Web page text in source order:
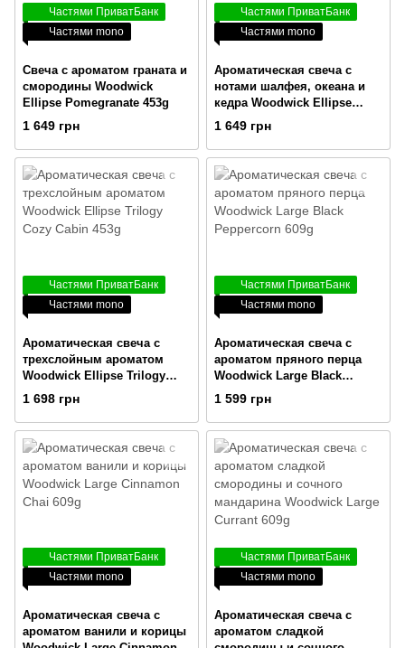
Частями ПриватБанк
Частями mono
Cвеча с ароматом граната и
смородины Woodwick
Ellipse Pomegranate 453g
1 649 грн
Частями ПриватБанк
Частями mono
Ароматическая свеча с
нотами шалфея, океана и
кедра Woodwick Ellipse
Sagewood & Seagrass 453g
1 649 грн
Частями ПриватБанк
Частями mono
Ароматическая свеча с
трехслойным ароматом
Woodwick Ellipse Trilogy
Cozy Cabin 453g
1 698 грн
Частями ПриватБанк
Частями mono
Ароматическая свеча с
ароматом пряного перца
Woodwick Large Black
Peppercorn 609g
1 599 грн
Частями ПриватБанк
Частями mono
Ароматическая свеча с
ароматом ванили и корицы
Частями ПриватБанк
Частями mono
Ароматическая свеча с
ароматом сладкой